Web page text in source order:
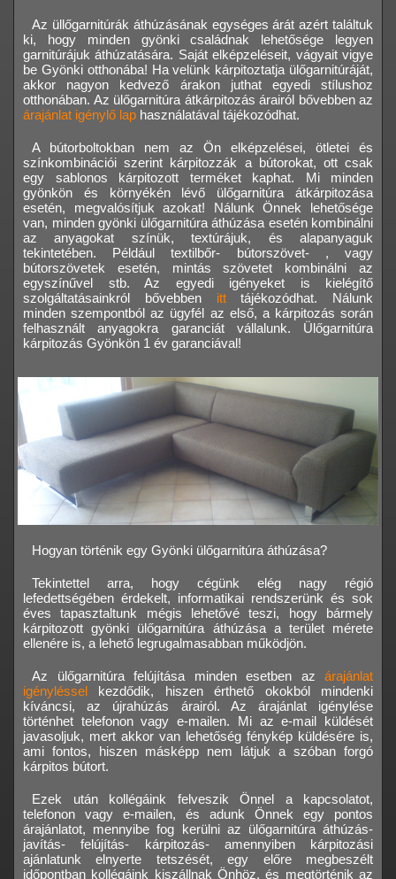
Az üllőgarnitúrák áthúzásának egységes árát azért találtuk
ki, hogy minden gyönki családnak lehetősége legyen
garnitúrájuk áthúzatására. Saját elképzeléseit, vágyait vigye
be Gyönki otthonába! Ha velünk kárpitoztatja ülőgarnitúráját,
akkor nagyon kedvező árakon juthat egyedi stílushoz
otthonában. Az ülőgarnitúra átkárpitozás árairól bővebben az
árajánlat igénylő lap használatával tájékozódhat.
A bútorboltokban nem az Ön elképzelései, ötletei és
színkombinációi szerint kárpitozzák a bútorokat, ott csak
egy sablonos kárpitozott terméket kaphat. Mi minden
gyönkön és környékén lévő ülőgarnitúra átkárpitozása
esetén, megvalósítjuk azokat! Nálunk Önnek lehetősége
van, minden gyönki ülőgarnitúra áthúzása esetén kombinálni
az anyagokat színük, textúrájuk, és alapanyaguk
tekintetében. Például textilbőr- bútorszövet- , vagy
bútorszövetek esetén, mintás szövetet kombinálni az
egyszínűvel stb. Az egyedi igényeket is kielégítő
szolgáltatásainkról bővebben itttájékozódhat. Nálunk
minden szempontból az ügyfél az első, a kárpitozás során
felhasznált anyagokra garanciát vállalunk. Ülőgarnitúra
kárpitozás Gyönkön 1 év garanciával!
Hogyan történik egy Gyönki ülőgarnitúra áthúzása?
Tekintettel arra, hogy cégünk elég nagy régió
lefedettségében érdekelt, informatikai rendszerünk és sok
éves tapasztaltunk mégis lehetővé teszi, hogy bármely
kárpitozott gyönki ülőgarnitúra áthúzása a terület mérete
ellenére is, a lehető legrugalmasabban működjön.
Az ülőgarnitúra felújítása minden esetben az árajánlat
igényléssel kezdődik, hiszen érthető okokból mindenki
kíváncsi, az újrahúzás árairól. Az árajánlat igénylése
történhet telefonon vagy e-mailen. Mi az e-mail küldését
javasoljuk, mert akkor van lehetőség fénykép küldésére is,
ami fontos, hiszen másképp nem látjuk a szóban forgó
kárpitos bútort.
Ezek után kollégáink felveszik Önnel a kapcsolatot,
telefonon vagy e-mailen, és adunk Önnek egy pontos
árajánlatot, mennyibe fog kerülni az ülőgarnitúra áthúzás-
javítás- felújítás- kárpitozás- amennyiben kárpitozási
ajánlatunk elnyerte tetszését, egy előre megbeszélt
időpontban kollégáink kiszállnak Önhöz, és megtörténik az